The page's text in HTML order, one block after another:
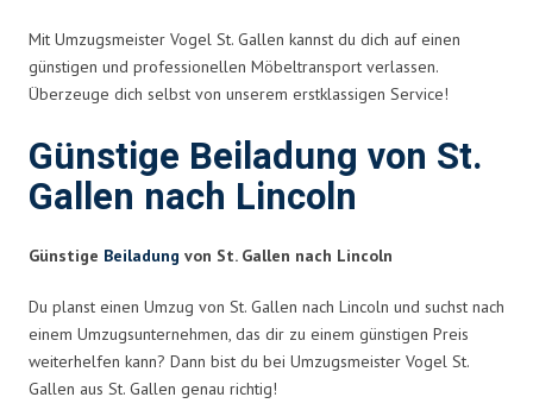
Mit Umzugsmeister Vogel St. Gallen kannst du dich auf einen
günstigen und professionellen Möbeltransport verlassen.
Überzeuge dich selbst von unserem erstklassigen Service!
Günstige Beiladung von St.
Gallen nach Lincoln
Günstige Beiladung von St. Gallen nach Lincoln
Du planst einen Umzug von St. Gallen nach Lincoln und suchst nach
einem Umzugsunternehmen, das dir zu einem günstigen Preis
weiterhelfen kann? Dann bist du bei Umzugsmeister Vogel St.
Gallen aus St. Gallen genau richtig!